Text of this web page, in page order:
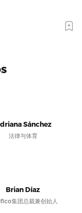
Sánchez
法律与体育
Brian Díaz
集团总裁兼创始人